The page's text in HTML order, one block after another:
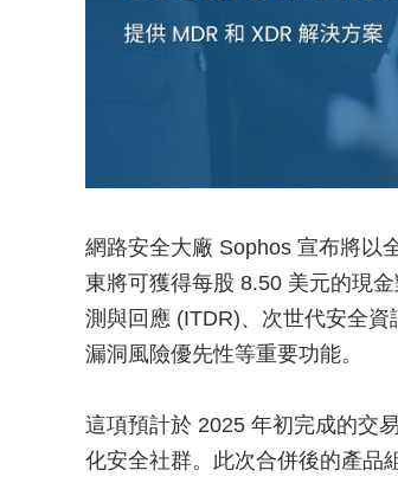
網路安全大廠 Sophos 宣布將以
東將可獲得每股 8.50 美元的現
測與回應 (ITDR)、次世代安全
漏洞風險優先性等重要功能。
這項預計於 2025 年初完成的交
化安全社群。此次合併後的產品